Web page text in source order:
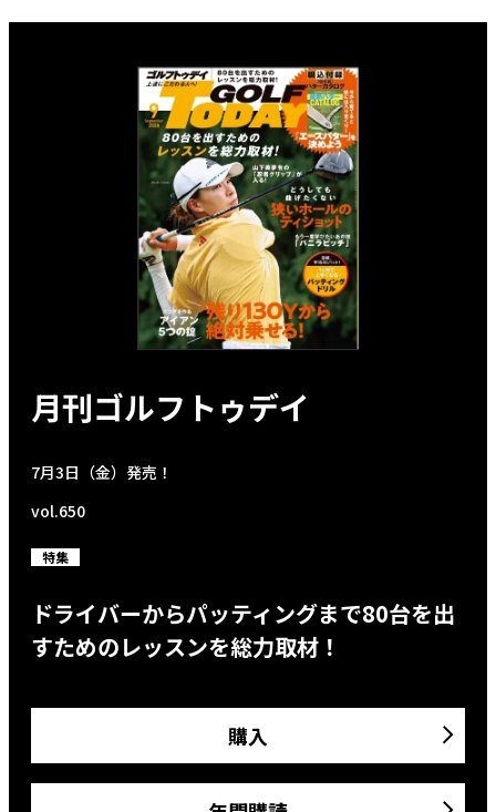
月刊ゴルフトゥデイ
7月3日（金）発売！
vol.650
特集
ドライバーからパッティングまで80台を出
すためのレッスンを総力取材！
購入